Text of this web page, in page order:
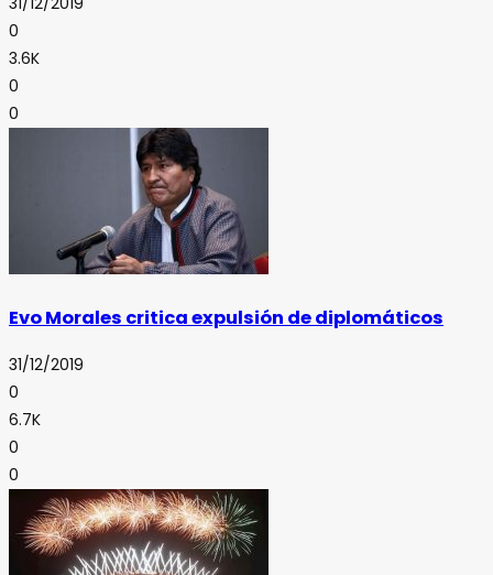
0
3.6K
0
0
Evo Morales critica expulsión de diplomáticos
31/12/2019
0
6.7K
0
0